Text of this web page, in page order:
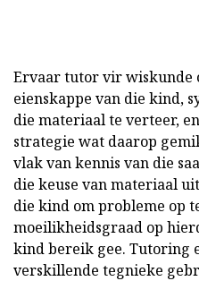
Ervaar tutor vir wiskunde
eienskappe van die kind,
die materiaal te verteer,
strategie wat daarop
vlak van kennis van die
die keuse van materiaal
die kind om probleme op
moeilikheidsgraad op
kind bereik gee. Tutoring
verskillende tegnieke